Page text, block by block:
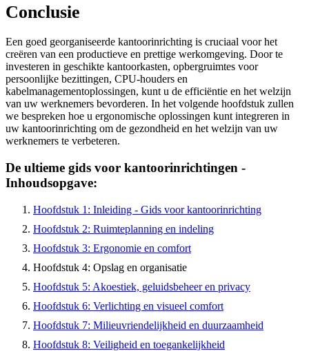
Conclusie
Een goed georganiseerde kantoorinrichting is cruciaal voor het
creëren van een productieve en prettige werkomgeving. Door te
investeren in geschikte kantoorkasten, opbergruimtes voor
persoonlijke bezittingen, CPU-houders en
kabelmanagementoplossingen, kunt u de efficiëntie en het welzijn
van uw werknemers bevorderen. In het volgende hoofdstuk zullen
we bespreken hoe u ergonomische oplossingen kunt integreren in
uw kantoorinrichting om de gezondheid en het welzijn van uw
werknemers te verbeteren.
De ultieme gids voor kantoorinrichtingen -
Inhoudsopgave:
Hoofdstuk 1: Inleiding - Gids voor kantoorinrichting
Hoofdstuk 2: Ruimteplanning en indeling
Hoofdstuk 3: Ergonomie en comfort
Hoofdstuk 4: Opslag en organisatie
Hoofdstuk 5: Akoestiek, geluidsbeheer en privacy
Hoofdstuk 6: Verlichting en visueel comfort
Hoofdstuk 7: Milieuvriendelijkheid en duurzaamheid
Hoofdstuk 8: Veiligheid en toegankelijkheid